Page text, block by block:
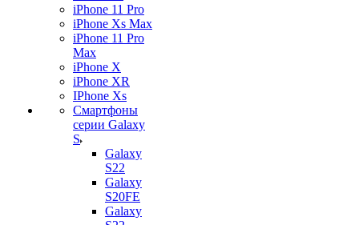
iPhone 11 Pro
iPhone Xs Max
iPhone 11 Pro
Max
iPhone X
iPhone XR
IPhone Xs
Смартфоны
серии Galaxy
S
Galaxy
S22
Galaxy
S20FE
Galaxy